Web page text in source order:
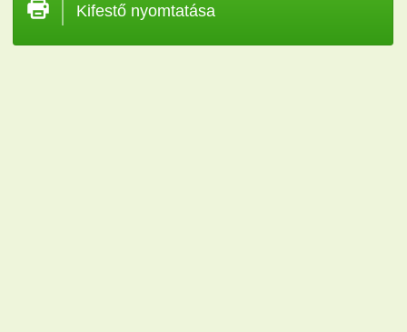
Kifestő nyomtatása